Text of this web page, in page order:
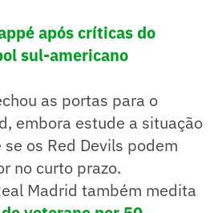
após críticas do
sul-americano
as portas para o
embora estude a situação
os Red Devils podem
no curto prazo.
Madrid também medita